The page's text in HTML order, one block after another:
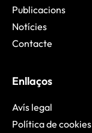
Publicacions
Notícies
Contacte
Enllaços
Avís legal
Política de cookies